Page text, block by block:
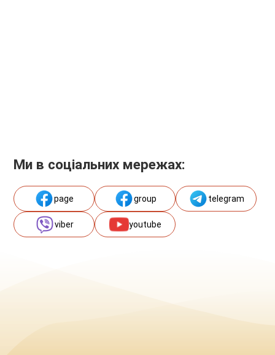
Ми в соціальних мережах:
page group telegram
viber youtube